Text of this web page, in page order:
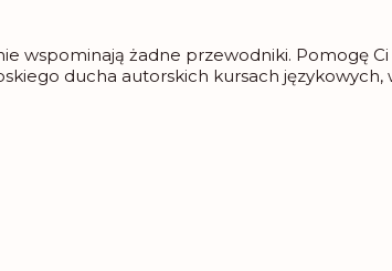
wspominają żadne przewodniki. Pomogę
ducha autorskich kursach językowych,